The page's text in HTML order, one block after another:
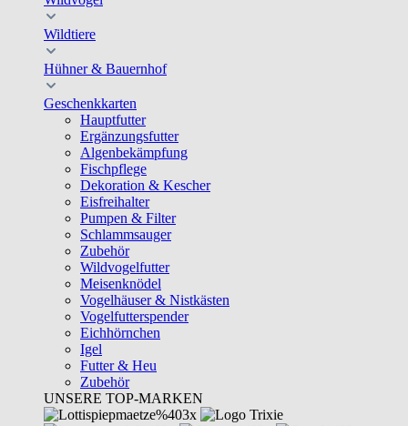
Wildtiere
Hühner & Bauernhof
Geschenkkarten
Hauptfutter
Ergänzungsfutter
Algenbekämpfung
Fischpflege
Dekoration & Kescher
Eisfreihalter
Pumpen & Filter
Schlammsauger
Zubehör
Wildvogelfutter
Meisenknödel
Vogelhäuser & Nistkästen
Vogelfutterspender
Eichhörnchen
Igel
Futter & Heu
Zubehör
UNSERE TOP-MARKEN